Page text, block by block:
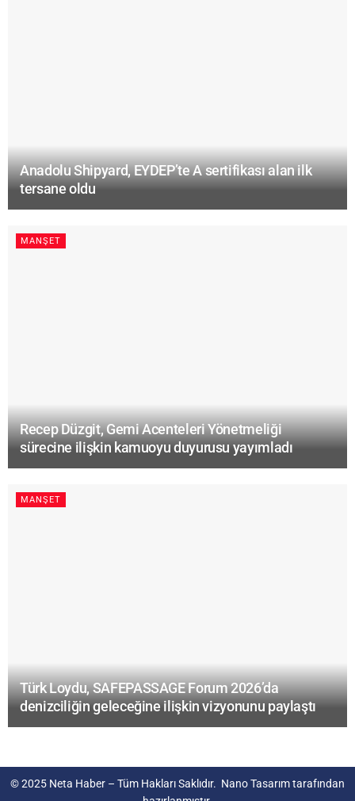
Anadolu Shipyard, EYDEP’te A sertifikası alan ilk
tersane oldu
MANŞET
Recep Düzgit, Gemi Acenteleri Yönetmeliği
sürecine ilişkin kamuoyu duyurusu yayımladı
MANŞET
Türk Loydu, SAFEPASSAGE Forum 2026’da
denizciliğin geleceğine ilişkin vizyonunu paylaştı
© 2025 Neta Haber – Tüm Hakları Saklıdır. Nano Tasarımtarafından